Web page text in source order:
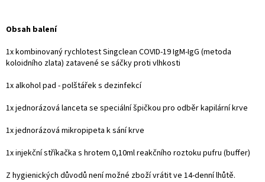
Obsah balení
1x kombinovaný rychlotest Singclean COVID-19 IgM-IgG (metoda
koloidního zlata) zatavené se sáčky proti vlhkosti
1x alkohol pad - polštářek s dezinfekcí
1x jednorázová lanceta se speciální špičkou pro odběr kapilární krve
1x jednorázová mikropipeta k sání krve
1x injekční stříkačka s hrotem 0,10ml reakčního roztoku pufru (buffer)
Z hygienických důvodů není možné zboží vrátit ve 14-denní lhůtě.